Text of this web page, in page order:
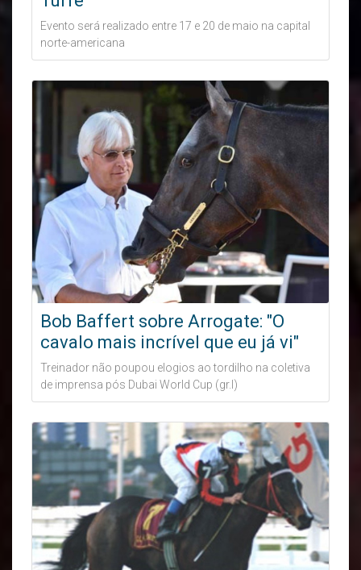
Evento será realizado entre 17 e 20 de maio na capital
norte-americana
Bob Baffert sobre Arrogate: "O
cavalo mais incrível que eu já vi"
Treinador não poupou elogios ao tordilho na coletiva
de imprensa pós Dubai World Cup (gr.I)